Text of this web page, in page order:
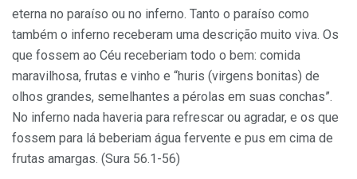
eterna no paraíso ou no inferno. Tanto o paraíso como
também o inferno receberam uma descrição muito viva. Os
que fossem ao Céu receberiam todo o bem: comida
maravilhosa, frutas e vinho e “huris (virgens bonitas) de
olhos grandes, semelhantes a pérolas em suas conchas”.
No inferno nada haveria para refrescar ou agradar, e os que
fossem para lá beberiam água fervente e pus em cima de
frutas amargas. (Sura 56.1-56)